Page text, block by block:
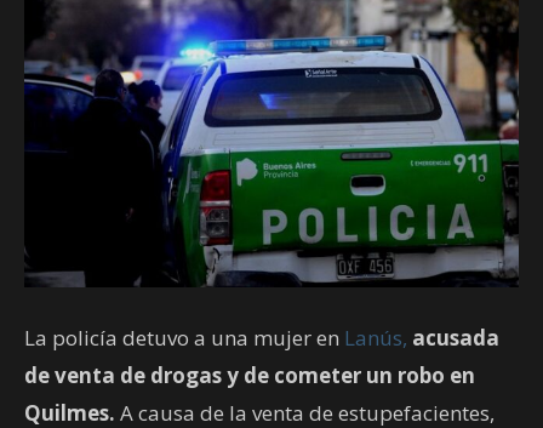
La policía detuvo a una mujer en Lanús, acusada
de venta de drogas y de cometer un robo en
Quilmes. A causa de la venta de estupefacientes,